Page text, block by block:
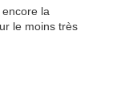
la
le moins très